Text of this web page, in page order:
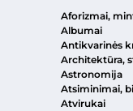
Aforizmai,
Albumai
Antikvarinės
Architektūra,
Astronomija
Atsiminimai,
Atvirukai